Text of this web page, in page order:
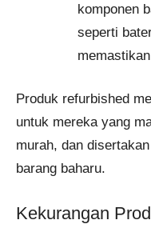
komponen
seperti
Produk refurbished
untuk mereka yang
murah, dan
barang baharu.
Kekurangan